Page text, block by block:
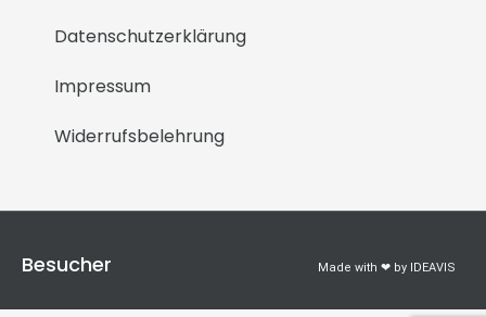
Datenschutzerklärung
Impressum
Widerrufsbelehrung
Besucher Made with ❤ by IDEAVIS